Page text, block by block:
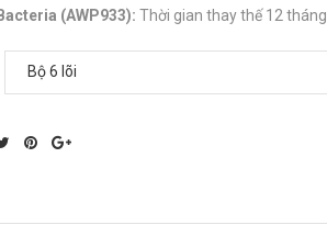
(AWP933): Thời gian thay thế 12 tháng